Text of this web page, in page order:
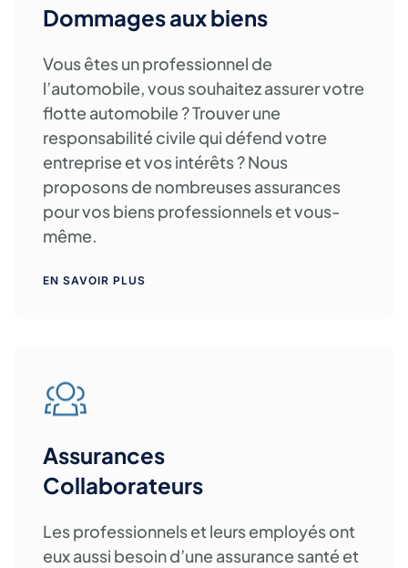
Dommages aux biens
Vous êtes un professionnel de
l’automobile, vous souhaitez assurer votre
flotte automobile ? Trouver une
responsabilité civile qui défend votre
entreprise et vos intérêts ? Nous
proposons de nombreuses assurances
pour vos biens professionnels et vous-
même.
EN SAVOIR PLUS
Assurances
Collaborateurs
Les professionnels et leurs employés ont
eux aussi besoin d’une assurance santé et